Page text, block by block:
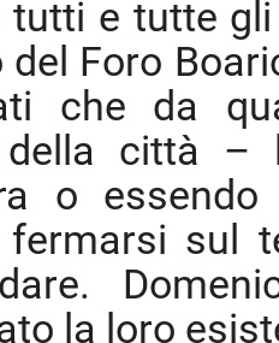
tutti e tutte
Foro
che da
città –
o
fermarsi sul
la loro